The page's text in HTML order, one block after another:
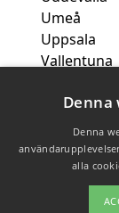
Umeå
Uppsala
Vallentuna
Västerås
Växjö
Denna
Denna
alla